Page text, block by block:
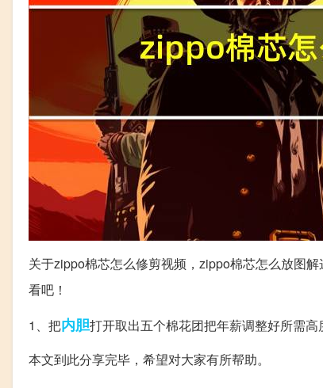
关于zippo棉芯怎么修剪视频，zippo棉芯怎么放图解
看吧！
1、把内胆打开取出五个棉花团把年薪调整好所需高
本文到此分享完毕，希望对大家有所帮助。